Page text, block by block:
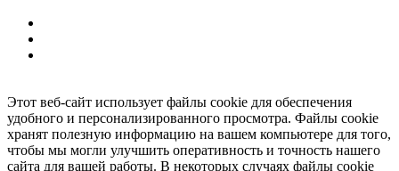
Copyright (c) 2004-2026 Cbonds
Этот веб-сайт использует файлы cookie для обеспечения